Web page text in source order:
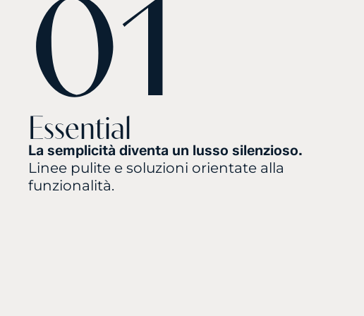
Essential
La semplicità diventa un lusso silenzioso.
Linee pulite e soluzioni orientate alla
funzionalità.